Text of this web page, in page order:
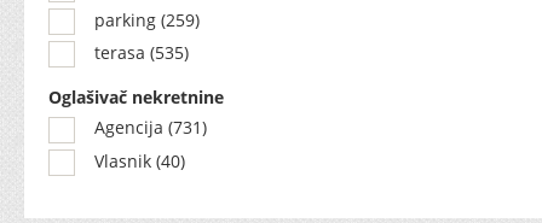
parking (259)
terasa (535)
Oglašivač nekretnine
Agencija (731)
Vlasnik (40)